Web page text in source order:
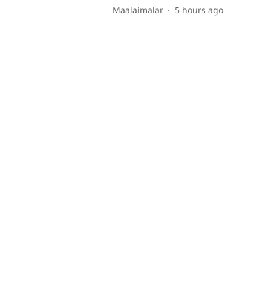
Maalaimalar 5 hours ago